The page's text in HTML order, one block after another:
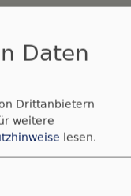
Balgheim
Daten
Drittanbietern
weitere
lesen.